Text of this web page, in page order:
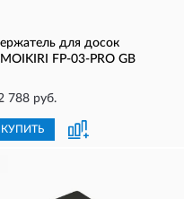
для досок
FP-03-PRO GB
788 руб.
КУПИТЬ